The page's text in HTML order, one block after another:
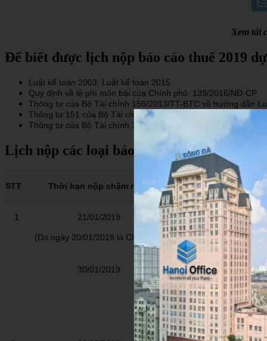
Xem tất
Để biết được lịch nộp báo cáo thuế 2019
Luật kế toán 2003, Luật kế toán 2015.
Quy định về lệ phí môn bài của Chính phủ: 139/2016/NĐ-CP
Thông tư của Bộ Tài chính 156/2013/TT-BTC về hướng dẫn
Thông tư 151 của Bộ Tài chính: 151/2014/TT-BTC về hướng
Thông tư của Bộ Tài chính 39/2014/TT-BTC về hướng dẫn
​Lịch nộp các loại báo cáo thuế 2019:
STT Thời hạn nộp chậm nhất Doanh
1 21/01/2019
(Do ngày 20/01/2019 là Chủ nhật)
Tờ khai thuế
Tờ khai thuế
Nộp tiền thuế
30/01/2019
Nộp tiền thuế
Báo cáo tình hình
Nộp tiền thuế môn